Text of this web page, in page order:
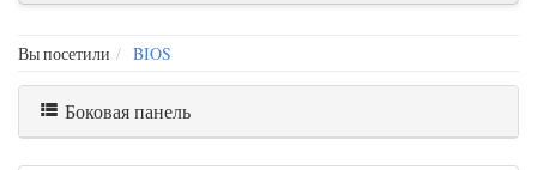
Вы посетили BIOS
Боковая панель